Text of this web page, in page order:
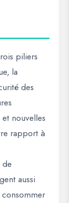
piliers
la
des
nouvelles
rapport à
aussi